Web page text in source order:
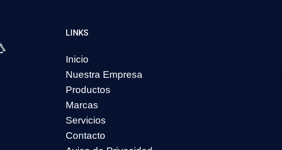
LINKS
Inicio
Nuestra Empresa
Productos
Marcas
Servicios
Contacto